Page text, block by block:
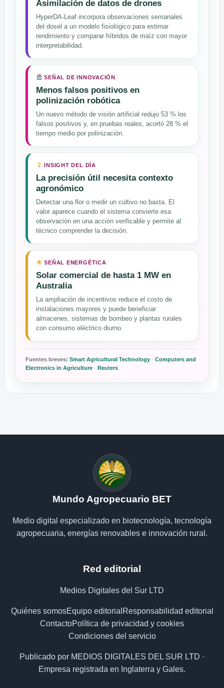
Asimilación de datos de drones
HyperDA-Leaf incorpora observaciones semanales
del dosel a un modelo fisiológico para estimar
rendimiento y comparar híbridos de maíz con mayor
interpretabilidad.
SEÑAL DE INNOVACIÓN
Menos falsos positivos en
polinización robótica
Un nuevo método de visión artificial redujo 53 % los
falsos positivos y, en pruebas reales, acortó 28 % el
tiempo medio por polinización.
INSIGHT DEL DÍA
La precisión útil necesita contexto
agronómico
Detectar una flor o medir un cultivo no basta. El
valor aparece cuando el sistema convierte esa
observación en una acción verificable y permite al
técnico comprender la decisión.
SEÑAL ENERGÉTICA
Solar comercial de hasta 1 MW en
Australia
La ampliación de incentivos reduce el costo de
instalaciones mayores y puede beneficiar
almacenes, sistemas de bombeo y plantas rurales
con consumo eléctrico diurno.
Fuentes breves: Smart Agricultural Technology · Computers and
Electronics in Agriculture · Reuters
Mundo Agropecuario BET
Medio digital especializado en biotecnología, tecnología
agropecuaria, energías renovables e innovación rural.
Red editorial
Medios Digitales del Sur LTD
Quiénes somosEquipo editorial Responsabilidad editorial
ContactoPolítica de privacidad y cookies
Condiciones del servicio
Publicado por MEDIOS DIGITALES DEL SUR LTD ·
Empresa registrada en Inglaterra y Gales.